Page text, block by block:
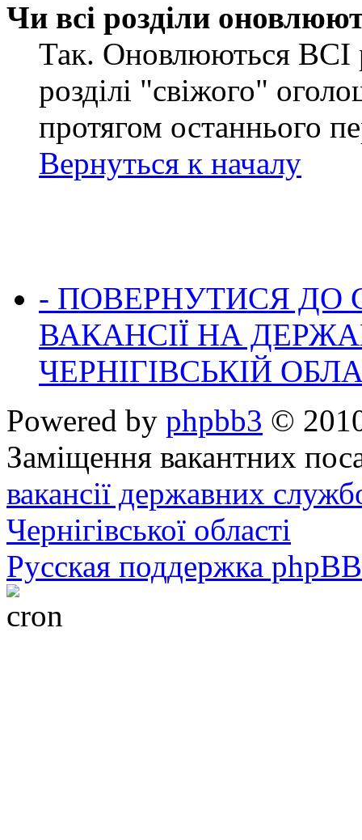
Чи всі розділи
Так. Оновлюються ВСІ
розділі "свіжого"
протягом останнього
Вернуться к началу
- ПОВЕРНУТИСЯ ДО
ВАКАНСІЇ НА
ЧЕРНІГІВСЬКІЙ
Powered by phpbb3 ©
Заміщення вакантних
вакансії державних
Чернігівської області
Русская поддержка phpBB